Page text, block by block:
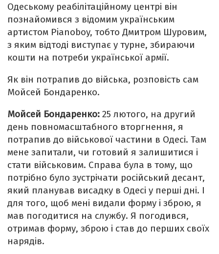
Одеському реабілітаційному центрі він
познайомився з відомим українським
артистом Pianoboy, тобто Дмитром Шуровим,
з яким відтоді виступає у турне, збираючи
кошти на потреби української армії.
Як він потрапив до війська, розповість сам
Мойсей Бондаренко.
Мойсей Бондаренко: 25 лютого, на другий
день повномасштабного вторгнення, я
потрапив до військової частини в Одесі. Там
мене запитали, чи готовий я залишитися і
стати військовим. Справа була в тому, що
потрібно було зустрічати російський десант,
який планував висадку в Одесі у перші дні. І
для того, щоб мені видали форму і зброю, я
мав погодитися на службу. Я погодився,
отримав форму, зброю і став до перших своїх
нарядів.